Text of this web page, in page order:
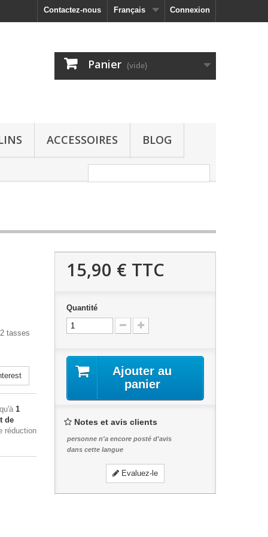
Connexion
Français
Contactez-nous
Panier (vide)
ACCESSOIRES BLOG
tasses
1
de
réduction
15,90 € TTC
Quantité
Ajouter au
panier
Notes et avis clients
personne n'a encore posté d'avis
dans cette langue
Evaluez-le